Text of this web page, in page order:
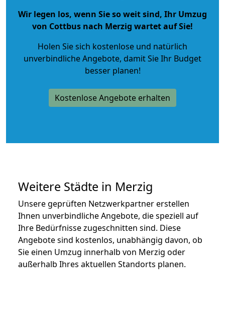
Wir legen los, wenn Sie so weit sind, Ihr Umzug
von Cottbus nach Merzig wartet auf Sie!
Holen Sie sich kostenlose und natürlich
unverbindliche Angebote, damit Sie Ihr Budget
besser planen!
Kostenlose Angebote erhalten
Weitere Städte in Merzig
Unsere geprüften Netzwerkpartner erstellen
Ihnen unverbindliche Angebote, die speziell auf
Ihre Bedürfnisse zugeschnitten sind. Diese
Angebote sind kostenlos, unabhängig davon, ob
Sie einen Umzug innerhalb von Merzig oder
außerhalb Ihres aktuellen Standorts planen.